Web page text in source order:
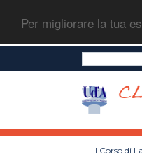
Per migliorare la tua
Il Corso di